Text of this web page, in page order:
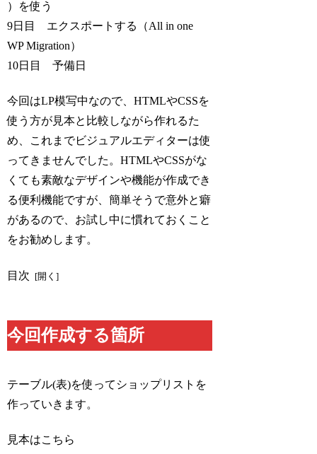
）を使う
9日目 エクスポートする（All in one
WP Migration）
10日目 予備日
今回はLP模写中なので、HTMLやCSSを
使う方が見本と比較しながら作れるた
め、これまでビジュアルエディターは使
ってきませんでした。HTMLやCSSがな
くても素敵なデザインや機能が作成でき
る便利機能ですが、簡単そうで意外と癖
があるので、お試し中に慣れておくこと
をお勧めします。
目次
今回作成する箇所
テーブル(表)を使ってショップリストを
作っていきます。
見本はこちら